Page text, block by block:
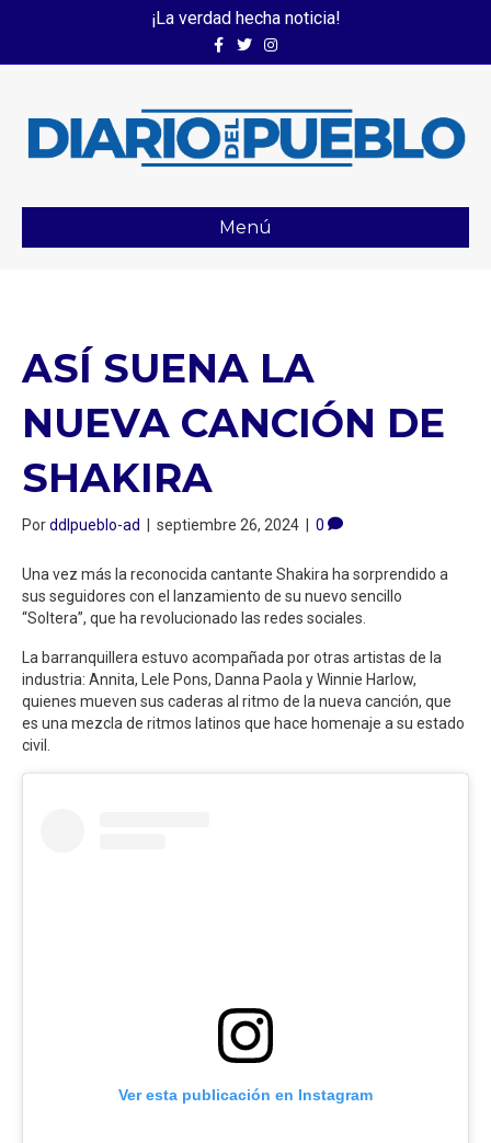
¡La verdad hecha noticia!
FacebookTwitterInstagram
Menú
ASÍ SUENA LA
NUEVA CANCIÓN DE
SHAKIRA
Porddlpueblo-ad | septiembre 26, 2024 | 0
Una vez más la reconocida cantante Shakira ha sorprendido a
sus seguidores con el lanzamiento de su nuevo sencillo
“Soltera”, que ha revolucionado las redes sociales.
La barranquillera estuvo acompañada por otras artistas de la
industria: Annita, Lele Pons, Danna Paola y Winnie Harlow,
quienes mueven sus caderas al ritmo de la nueva canción, que
es una mezcla de ritmos latinos que hace homenaje a su estado
civil.
Ver esta publicación en Instagram